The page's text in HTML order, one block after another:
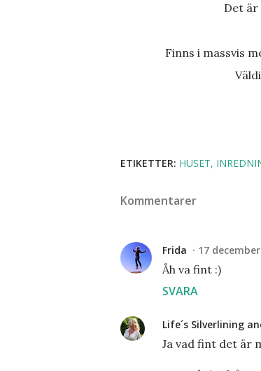
Det
Finns i massvis
ETIKETTER: HUSET
Kommentarer
Frida 17
Åh va fint :)
SVARA
Life´s Silverlining
Ja vad fint det är